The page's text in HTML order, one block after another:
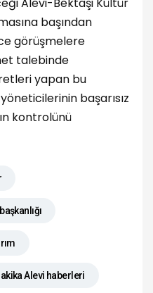
Alevi-Bektaşi Kültür
başından
görüşmelere
talebinde
yapan bu
başarısız
kontrolünü
Alevi haberleri